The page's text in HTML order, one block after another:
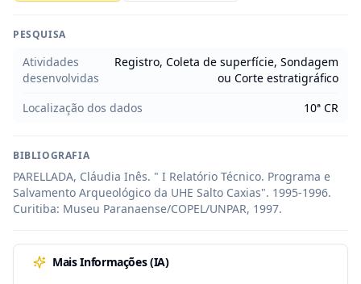
PESQUISA
Atividades
desenvolvidas
Registro, Coleta de superfície, Sondagem
ou Corte estratigráfico
Localização dos dados
10ª CR
BIBLIOGRAFIA
PARELLADA, Cláudia Inês. " I Relatório Técnico. Programa e
Salvamento Arqueológico da UHE Salto Caxias". 1995-1996.
Curitiba: Museu Paranaense/COPEL/UNPAR, 1997.
Mais Informações (IA)